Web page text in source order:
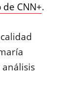
CNN+.